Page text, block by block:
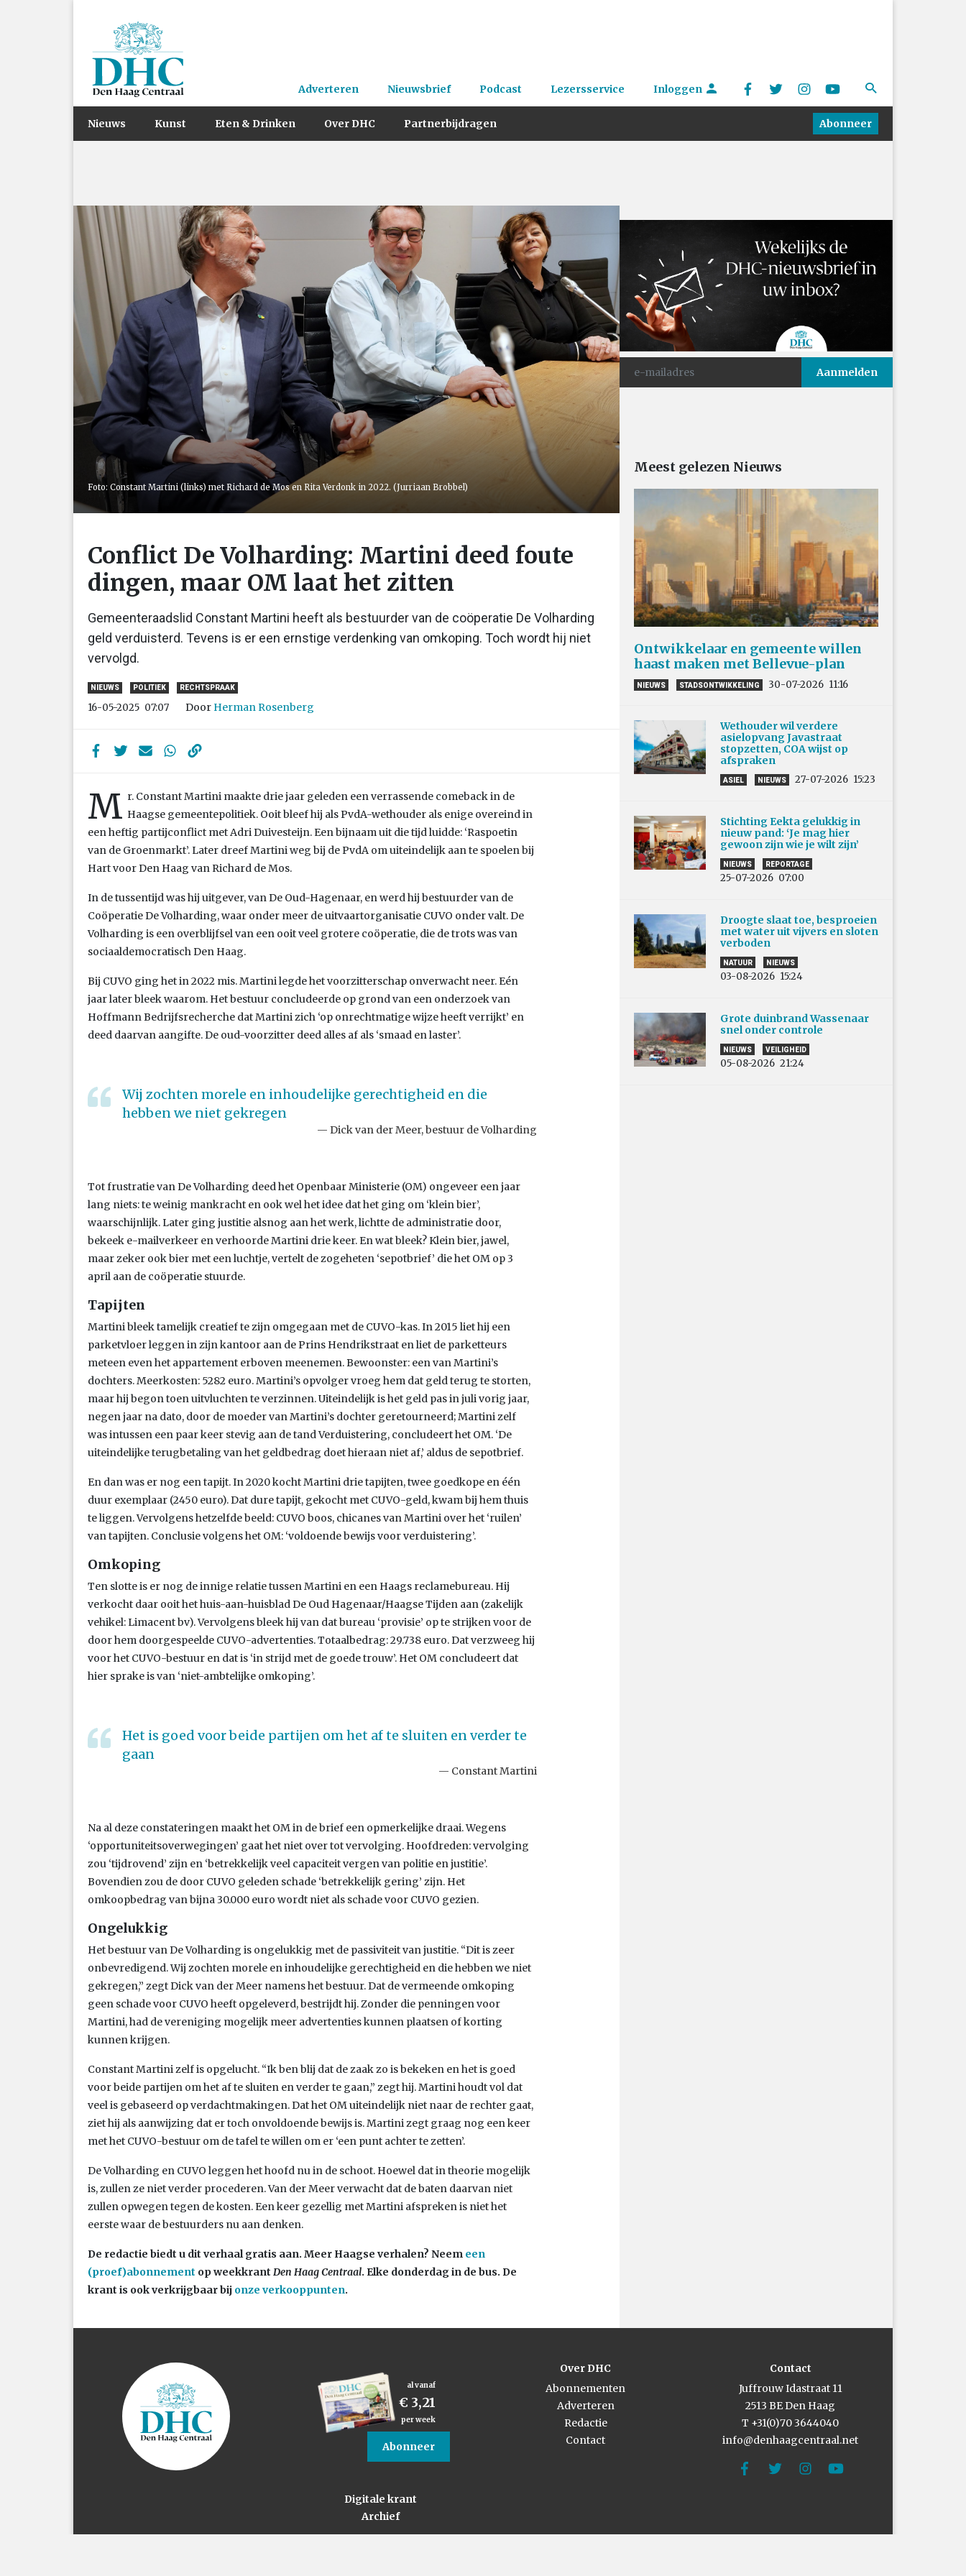
Adverteren Nieuwsbrief Podcast Lezersservice Inloggen
Nieuws Kunst Eten & Drinken Over DHC Partnerbijdragen Abonneer
Foto: Constant Martini (links) met Richard de Mos en Rita Verdonk in 2022. (Jurriaan Brobbel)
Conflict De Volharding: Martini deed foute
dingen, maar OM laat het zitten
Gemeenteraadslid Constant Martini heeft als bestuurder van de coöperatie De Volharding
geld verduisterd. Tevens is er een ernstige verdenking van omkoping. Toch wordt hij niet
vervolgd.
NIEUWS POLITIEK RECHTSPRAAK
16-05-2025 07:07 Door Herman Rosenberg
M r. Constant Martini maakte drie jaar geleden een verrassende comeback in de
Haagse gemeentepolitiek. Ooit bleef hij als PvdA-wethouder als enige overeind in
een heftig partijconflict met Adri Duivesteijn. Een bijnaam uit die tijd luidde: ‘Raspoetin
van de Groenmarkt’. Later dreef Martini weg bij de PvdA om uiteindelijk aan te spoelen bij
Hart voor Den Haag van Richard de Mos.
In de tussentijd was hij uitgever, van De Oud-Hagenaar, en werd hij bestuurder van de
Coöperatie De Volharding, waar onder meer de uitvaartorganisatie CUVO onder valt. De
Volharding is een overblijfsel van een ooit veel grotere coöperatie, die de trots was van
sociaaldemocratisch Den Haag.
Bij CUVO ging het in 2022 mis. Martini legde het voorzitterschap onverwacht neer. Eén
jaar later bleek waarom. Het bestuur concludeerde op grond van een onderzoek van
Hoffmann Bedrijfsrecherche dat Martini zich ‘op onrechtmatige wijze heeft verrijkt’ en
deed daarvan aangifte. De oud-voorzitter deed alles af als ‘smaad en laster’.
Wij zochten morele en inhoudelijke gerechtigheid en die
hebben we niet gekregen
Dick van der Meer, bestuur de Volharding
Tot frustratie van De Volharding deed het Openbaar Ministerie (OM) ongeveer een jaar
lang niets: te weinig mankracht en ook wel het idee dat het ging om ‘klein bier’,
waarschijnlijk. Later ging justitie alsnog aan het werk, lichtte de administratie door,
bekeek e-mailverkeer en verhoorde Martini drie keer. En wat bleek? Klein bier, jawel,
maar zeker ook bier met een luchtje, vertelt de zogeheten ‘sepotbrief’ die het OM op 3
april aan de coöperatie stuurde.
Tapijten
Martini bleek tamelijk creatief te zijn omgegaan met de CUVO-kas. In 2015 liet hij een
parketvloer leggen in zijn kantoor aan de Prins Hendrikstraat en liet de parketteurs
meteen even het appartement erboven meenemen. Bewoonster: een van Martini’s
dochters. Meerkosten: 5282 euro. Martini’s opvolger vroeg hem dat geld terug te storten,
maar hij begon toen uitvluchten te verzinnen. Uiteindelijk is het geld pas in juli vorig jaar,
negen jaar na dato, door de moeder van Martini’s dochter geretourneerd; Martini zelf
was intussen een paar keer stevig aan de tand Verduistering, concludeert het OM. ‘De
uiteindelijke terugbetaling van het geldbedrag doet hieraan niet af,’ aldus de sepotbrief.
En dan was er nog een tapijt. In 2020 kocht Martini drie tapijten, twee goedkope en één
duur exemplaar (2450 euro). Dat dure tapijt, gekocht met CUVO-geld, kwam bij hem thuis
te liggen. Vervolgens hetzelfde beeld: CUVO boos, chicanes van Martini over het ‘ruilen’
van tapijten. Conclusie volgens het OM: ‘voldoende bewijs voor verduistering’.
Omkoping
Ten slotte is er nog de innige relatie tussen Martini en een Haags reclamebureau. Hij
verkocht daar ooit het huis-aan-huisblad De Oud Hagenaar/Haagse Tijden aan (zakelijk
vehikel: Limacent bv). Vervolgens bleek hij van dat bureau ‘provisie’ op te strijken voor de
door hem doorgespeelde CUVO-advertenties. Totaalbedrag: 29.738 euro. Dat verzweeg hij
voor het CUVO-bestuur en dat is ‘in strijd met de goede trouw’. Het OM concludeert dat
hier sprake is van ‘niet-ambtelijke omkoping’.
Het is goed voor beide partijen om het af te sluiten en verder te
gaan
Constant Martini
Na al deze constateringen maakt het OM in de brief een opmerkelijke draai. Wegens
‘opportuniteitsoverwegingen’ gaat het niet over tot vervolging. Hoofdreden: vervolging
zou ‘tijdrovend’ zijn en ‘betrekkelijk veel capaciteit vergen van politie en justitie’.
Bovendien zou de door CUVO geleden schade ‘betrekkelijk gering’ zijn. Het
omkoopbedrag van bijna 30.000 euro wordt niet als schade voor CUVO gezien.
Ongelukkig
Het bestuur van De Volharding is ongelukkig met de passiviteit van justitie. “Dit is zeer
onbevredigend. Wij zochten morele en inhoudelijke gerechtigheid en die hebben we niet
gekregen,” zegt Dick van der Meer namens het bestuur. Dat de vermeende omkoping
geen schade voor CUVO heeft opgeleverd, bestrijdt hij. Zonder die penningen voor
Martini, had de vereniging mogelijk meer advertenties kunnen plaatsen of korting
kunnen krijgen.
Constant Martini zelf is opgelucht. “Ik ben blij dat de zaak zo is bekeken en het is goed
voor beide partijen om het af te sluiten en verder te gaan,” zegt hij. Martini houdt vol dat
veel is gebaseerd op verdachtmakingen. Dat het OM uiteindelijk niet naar de rechter gaat,
ziet hij als aanwijzing dat er toch onvoldoende bewijs is. Martini zegt graag nog een keer
met het CUVO-bestuur om de tafel te willen om er ‘een punt achter te zetten’.
De Volharding en CUVO leggen het hoofd nu in de schoot. Hoewel dat in theorie mogelijk
is, zullen ze niet verder procederen. Van der Meer verwacht dat de baten daarvan niet
zullen opwegen tegen de kosten. Een keer gezellig met Martini afspreken is niet het
eerste waar de bestuurders nu aan denken.
De redactie biedt u dit verhaal gratis aan. Meer Haagse verhalen? Neem een
(proef)abonnement op weekkrant Den Haag Centraal. Elke donderdag in de bus. De
krant is ook verkrijgbaar bij onze verkooppunten.
Meest gelezen Nieuws
Ontwikkelaar en gemeente willen
haast maken met Bellevue-plan
NIEUWS STADSONTWIKKELING 30-07-2026 11:16
Wethouder wil verdere
asielopvang Javastraat
stopzetten, COA wijst op
afspraken
ASIEL NIEUWS 27-07-2026 15:23
Stichting Eekta gelukkig in
nieuw pand: ‘Je mag hier
gewoon zijn wie je wilt zijn’
NIEUWS REPORTAGE
25-07-2026 07:00
Droogte slaat toe, besproeien
met water uit vijvers en sloten
verboden
NATUUR NIEUWS
03-08-2026 15:24
Grote duinbrand Wassenaar
snel onder controle
NIEUWS VEILIGHEID
05-08-2026 21:24
al vanaf
€ 3,21
per week
Abonneer
Digitale krant
Archief
Over DHC
Abonnementen
Adverteren
Redactie
Contact
Contact
Juffrouw Idastraat 11
2513 BE Den Haag
T +31(0)70 3644040
info@denhaagcentraal.net